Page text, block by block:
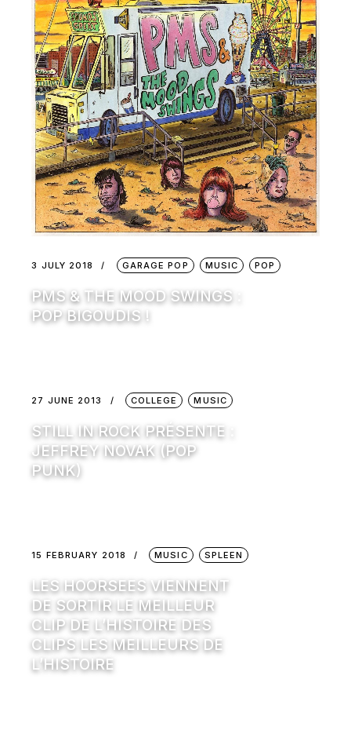
3 JULY 2018 GARAGE POP MUSIC POP
PMS & THE MOOD SWINGS :
POP BIGOUDIS !
27 JUNE 2013 COLLEGE MUSIC
STILL IN ROCK PRÉSENTE :
JEFFREY NOVAK (POP
PUNK)
15 FEBRUARY 2018 MUSIC SPLEEN
LES HOORSEES VIENNENT
DE SORTIR LE MEILLEUR
CLIP DE L’HISTOIRE DES
CLIPS LES MEILLEURS DE
L’HISTOIRE